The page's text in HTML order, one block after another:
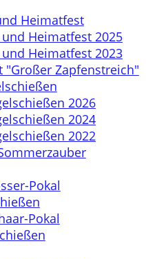
Heimatfest
und Heimatfest 2025
und Heimatfest 2023
"Großer Zapfenstreich"
2026
2024
2022
Pokal
Pokal